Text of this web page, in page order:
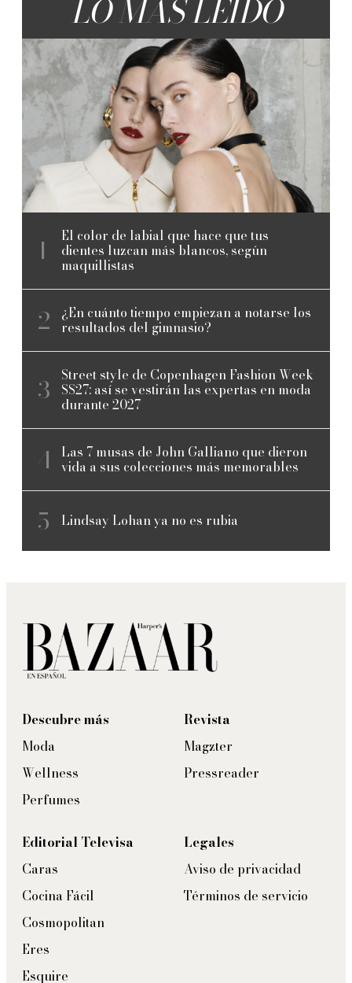
LO MÁS LEÍDO
El color de labial que hace que tus
dientes luzcan más blancos, según
maquillistas
¿En cuánto tiempo empiezan a notarse los
resultados del gimnasio?
Street style de Copenhagen Fashion Week
SS27: así se vestirán las expertas en moda
durante 2027
Las 7 musas de John Galliano que dieron
vida a sus colecciones más memorables
Lindsay Lohan ya no es rubia
Descubre más
Moda
Wellness
Perfumes
Revista
Magzter
Pressreader
Editorial Televisa
Caras
Cocina Fácil
Cosmopolitan
Eres
Esquire
Legales
Aviso de privacidad
Términos de servicio